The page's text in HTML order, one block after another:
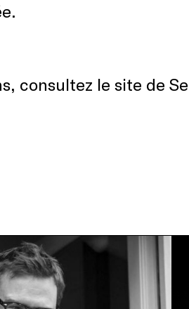
consultez le site de